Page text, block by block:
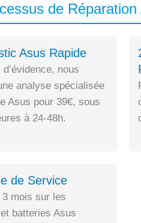
de
Asus Rapide
nous
analyse spécialisée
Asus pour 39€, sous
à 24-48h.
de Service
3 mois sur les
batteries Asus